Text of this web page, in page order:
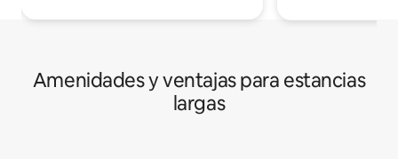
Amenidades y ventajas para estancias
largas